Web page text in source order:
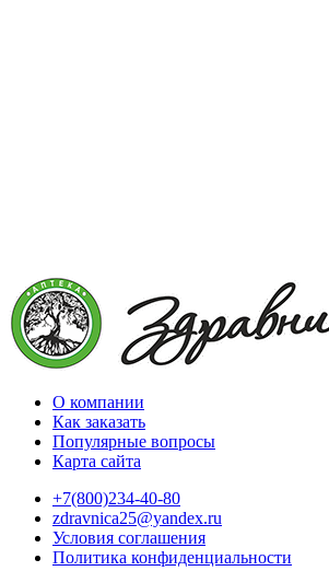
О компании
Как заказать
Популярные вопросы
Карта сайта
+7(800)234-40-80
zdravnica25@yandex.ru
Условия соглашения
Политика конфиденциальности